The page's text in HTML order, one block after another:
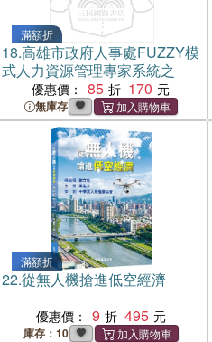
滿額折
18.高雄市政府人事處FUZZY模
式人力資源管理專家系統之
優惠價： 85 170
無庫存
滿額折
22.從無人機搶進低空經濟
優惠價： 9 495
庫存：10